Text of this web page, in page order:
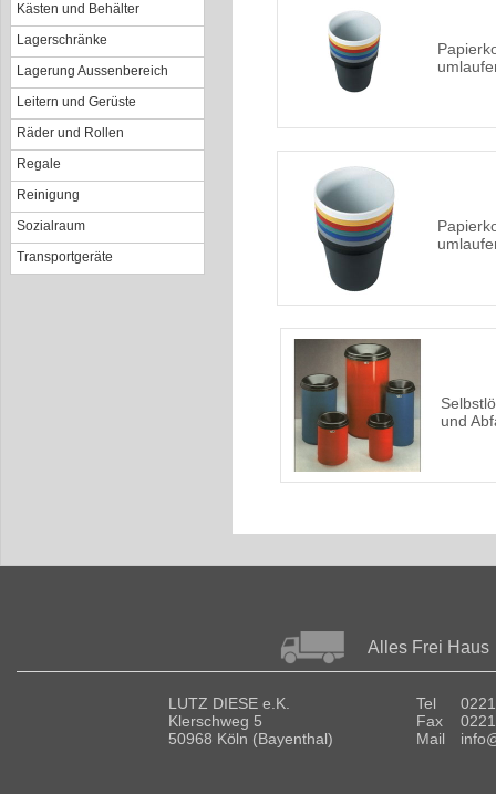
Kästen und Behälter
Lagerschränke
Lagerung Aussenbereich
Leitern und Gerüste
Räder und Rollen
Regale
Reinigung
Sozialraum
Transportgeräte
und
Alles Frei Haus
LUTZ DIESE e.K.
Klerschweg 5
50968 Köln (Bayenthal)
Tel
Fax
Mail